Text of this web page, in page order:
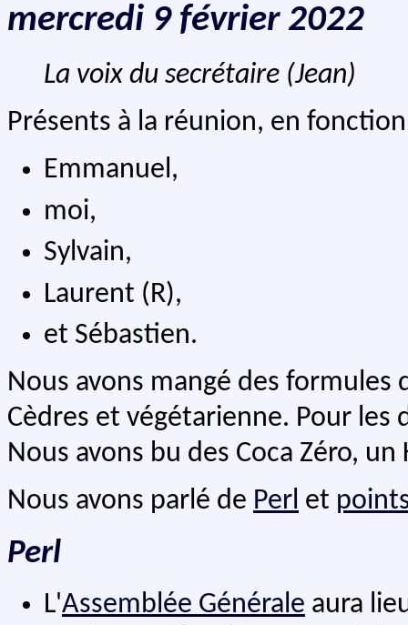
mercredi 9 février 2022
La voix du secrétaire (Jean)
Présents à la réunion, en
Emmanuel,
moi,
Sylvain,
Laurent (R),
et Sébastien.
Nous avons mangé des formules
Cèdres et végétarienne. Pour les
Nous avons bu des Coca Zéro,
Nous avons parlé de Perl et
Perl
L'Assemblée Générale aura